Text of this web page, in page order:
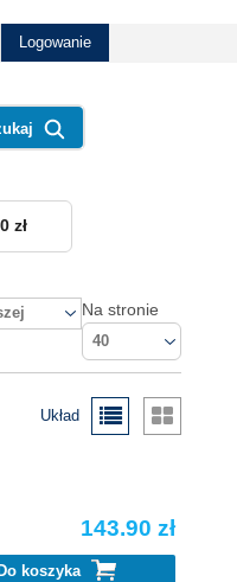
Logowanie
zł
Na stronie
40
Układ
143.90 zł
Do koszyka